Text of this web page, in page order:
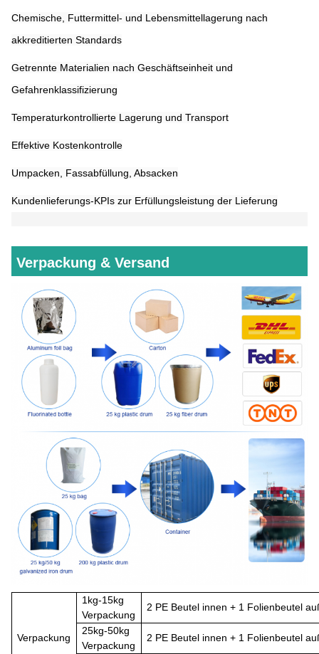
Chemische, Futtermittel- und Lebensmittellagerung nach
akkreditierten Standards
Getrennte Materialien nach Geschäftseinheit und
Gefahrenklassifizierung
Temperaturkontrollierte Lagerung und Transport
Effektive Kostenkontrolle
Umpacken, Fassabfüllung, Absacken
Kundenlieferungs-KPIs zur Erfüllungsleistung der Lieferung
Verpackung & Versand
Verpackung
1 kg-15kg
Verpackung
2 PE Beutel innen + 1 Folienbeutel
25kg-50kg
Verpackung
2 PE Beutel innen + 1 Folienbeutel